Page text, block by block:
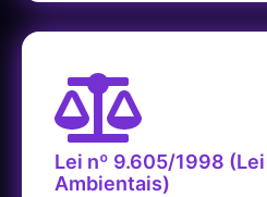
Lei nº 9.605/1998
Ambientais)